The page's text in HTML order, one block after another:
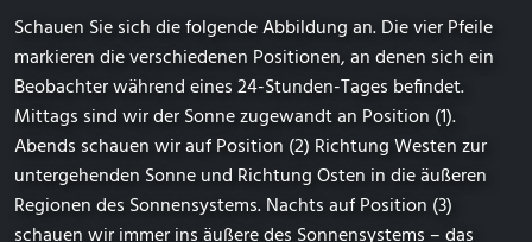
Schauen Sie sich die folgende Abbildung an. Die vier Pfeile
markieren die verschiedenen Positionen, an denen sich ein
Beobachter während eines 24-Stunden-Tages befindet.
Mittags sind wir der Sonne zugewandt an Position (1).
Abends schauen wir auf Position (2) Richtung Westen zur
untergehenden Sonne und Richtung Osten in die äußeren
Regionen des Sonnensystems. Nachts auf Position (3)